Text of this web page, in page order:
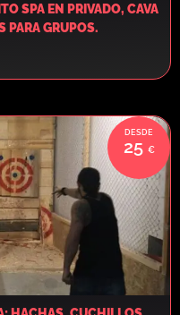
SPA EN PRIVADO, CAVA
PARA GRUPOS.
25